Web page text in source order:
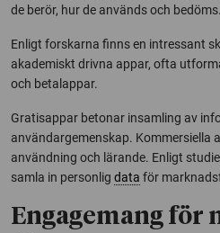
de berör, hur de används och bedöms.
Enligt forskarna finns en intressant
akademiskt drivna appar, ofta
och betalappar.
Gratisappar betonar insamling av
användargemenskap. Kommersiella
användning och lärande. Enligt
samla in personlig data för
Engagemang för